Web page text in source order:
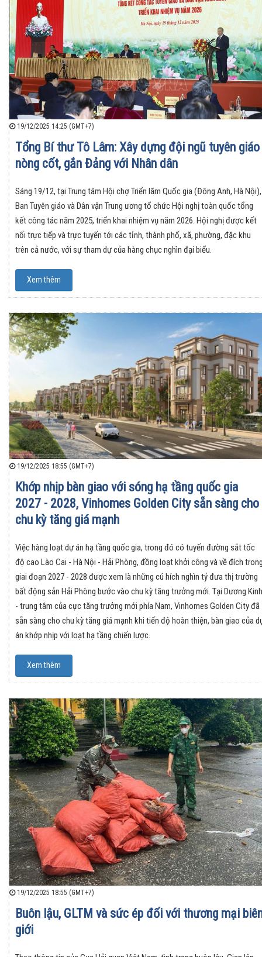
19/12/2025 14:25 (GMT+7)
Tổng Bí thư Tô Lâm: Xây dựng đội ngũ tuyên giáo
nòng cốt, gắn Đảng với Nhân dân
Sáng 19/12, tại Trung tâm Hội chợ Triển lãm Quốc gia (Đông Anh, Hà Nội),
Ban Tuyên giáo và Dân vận Trung ương tổ chức Hội nghị toàn quốc tổng
kết công tác năm 2025, triển khai nhiệm vụ năm 2026. Hội nghị được kết
nối trực tiếp và trực tuyến tới các tỉnh, thành phố, xã, phường, đặc khu
trên cả nước, với sự tham dự của hàng chục nghìn đại biểu.
Xem thêm
19/12/2025 18:55 (GMT+7)
Khớp nhịp bàn giao với sóng hạ tầng quốc gia
2027 - 2028, Vinhomes Golden City sẵn sàng cho
chu kỳ tăng giá mạnh
Việc hàng loạt dự án hạ tầng quốc gia, trong đó có tuyến đường sắt tốc
độ cao Lào Cai - Hà Nội - Hải Phòng, đồng loạt khởi công và về đích
giai đoạn 2027 - 2028 được xem là những cú hích nghìn tỷ đưa thị trường
bất động sản Hải Phòng bước vào chu kỳ tăng trưởng mới. Tại Dương Kinh
- trung tâm của cực tăng trưởng mới phía Nam, Vinhomes Golden City đã
sẵn sàng cho chu kỳ tăng giá mạnh khi tiến độ hoàn thiện, bàn giao của
án khớp nhịp với loạt hạ tầng chiến lược.
Xem thêm
19/12/2025 18:55 (GMT+7)
Buôn lậu, GLTM và sức ép đối với thương mại
giới